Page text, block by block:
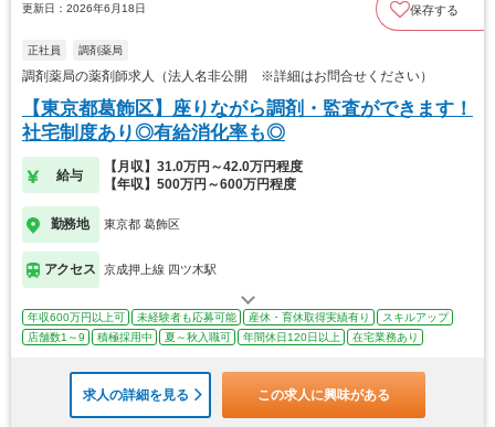
更新日：2026年6月18日 保存する
正社員 調剤薬局
調剤薬局の薬剤師求人（法人名非公開 ※詳細はお問合せください）
【東京都葛飾区】座りながら調剤・監査ができます！
社宅制度あり◎有給消化率も◎
給与
【月収】31.0万円～42.0万円程度
【年収】500万円～600万円程度
勤務地 東京都 葛飾区
アクセス 京成押上線 四ツ木駅
年収600万円以上可 未経験者も応募可能 産休・育休取得実績有り
スキルアップ
店舗数1～9
積極採用中 夏～秋入職可 年間休日120日以上 在宅業務あり
求人の詳細を見る この求人に興味がある